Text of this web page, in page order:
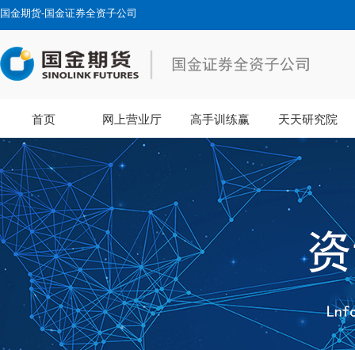
国金期货-国金证券全资子公司
首页 网上营业厅 高手训练赢 天天研究院